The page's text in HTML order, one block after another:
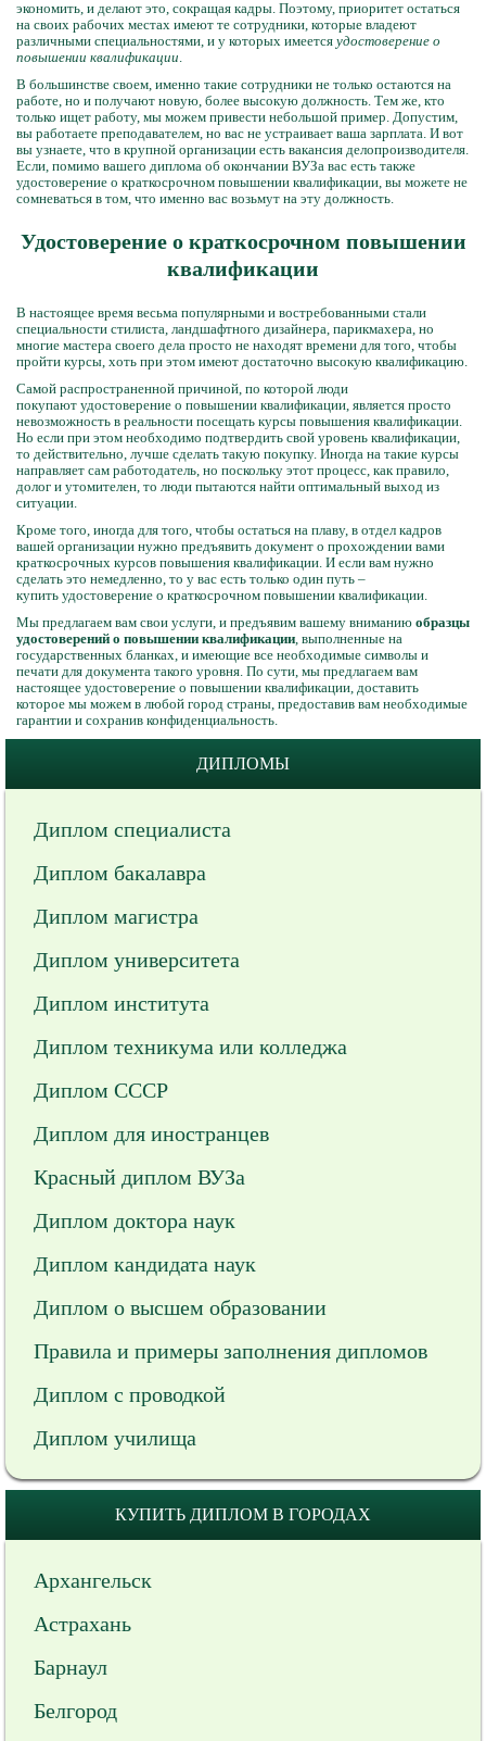
экономить, и делают это, сокращая кадры. Поэтому, приоритет остаться
на своих рабочих местах имеют те сотрудники, которые владеют
различными специальностями, и у которых имеется удостоверение о
повышении квалификации.
В большинстве своем, именно такие сотрудники не только остаются на
работе, но и получают новую, более высокую должность. Тем же, кто
только ищет работу, мы можем привести небольшой пример. Допустим,
вы работаете преподавателем, но вас не устраивает ваша зарплата. И вот
вы узнаете, что в крупной организации есть вакансия делопроизводителя.
Если, помимо вашего диплома об окончании ВУЗа вас есть также
удостоверение о краткосрочном повышении квалификации, вы можете не
сомневаться в том, что именно вас возьмут на эту должность.
Удостоверение о краткосрочном повышении
квалификации
В настоящее время весьма популярными и востребованными стали
специальности стилиста, ландшафтного дизайнера, парикмахера, но
многие мастера своего дела просто не находят времени для того, чтобы
пройти курсы, хоть при этом имеют достаточно высокую квалификацию.
Самой распространенной причиной, по которой люди
покупают удостоверение о повышении квалификации, является просто
невозможность в реальности посещать курсы повышения квалификации.
Но если при этом необходимо подтвердить свой уровень квалификации,
то действительно, лучше сделать такую покупку. Иногда на такие курсы
направляет сам работодатель, но поскольку этот процесс, как правило,
долог и утомителен, то люди пытаются найти оптимальный выход из
ситуации.
Кроме того, иногда для того, чтобы остаться на плаву, в отдел кадров
вашей организации нужно предъявить документ о прохождении вами
краткосрочных курсов повышения квалификации. И если вам нужно
сделать это немедленно, то у вас есть только один путь –
купить удостоверение о краткосрочном повышении квалификации.
Мы предлагаем вам свои услуги, и предъявим вашему вниманию образцы
удостоверений о повышении квалификации, выполненные на
государственных бланках, и имеющие все необходимые символы и
печати для документа такого уровня. По сути, мы предлагаем вам
настоящее удостоверение о повышении квалификации, доставить
которое мы можем в любой город страны, предоставив вам необходимые
гарантии и сохранив конфиденциальность.
ДИПЛОМЫ
Диплом специалиста
Диплом бакалавра
Диплом магистра
Диплом университета
Диплом института
Диплом техникума или колледжа
Диплом СССР
Диплом для иностранцев
Красный диплом ВУЗа
Диплом доктора наук
Диплом кандидата наук
Диплом о высшем образовании
Правила и примеры заполнения дипломов
Диплом с проводкой
Диплом училища
КУПИТЬ ДИПЛОМ В ГОРОДАХ
Архангельск
Астрахань
Барнаул
Белгород